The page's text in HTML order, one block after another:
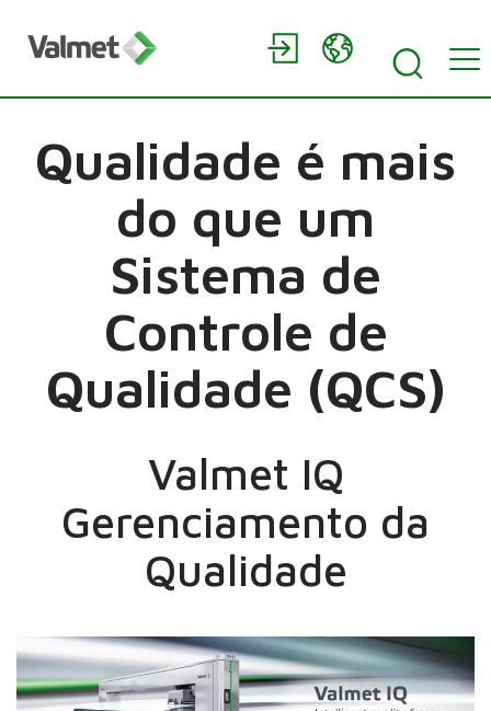
Qualidade é mais
do que um
Sistema de
Controle de
Qualidade (QCS)
Valmet IQ
Gerenciamento da
Qualidade